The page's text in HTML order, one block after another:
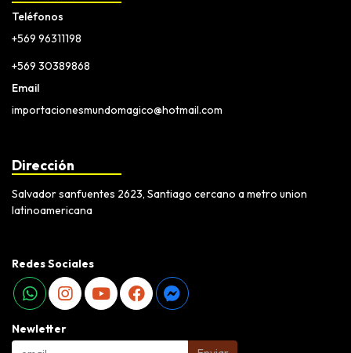
Teléfonos
+569 96311198
+569 30389868
Email
importacionesmundomagico@hotmail.com
Dirección
Salvador sanfuentes 2623, Santiago cercano a metro union
latinoamericana
Redes Sociales
Newletter